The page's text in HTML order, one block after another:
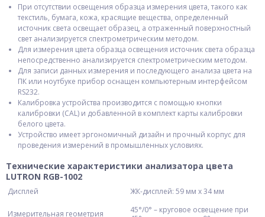
При отсутствии освещения образца измерения цвета, такого как
текстиль, бумага, кожа, красящие вещества, определенный
источник света освещает образец, а отраженный поверхностный
свет анализируется спектрометрическим методом.
Для измерения цвета образца освещения источник света образца
непосредственно анализируется спектрометрическим методом.
Для записи данных измерения и последующего анализа цвета на
ПК или ноутбуке прибор оснащен компьютерным интерфейсом
RS232.
Калибровка устройства производится с помощью кнопки
калибровки (CAL) и добавленной в комплект карты калибровки
белого цвета.
Устройство имеет эргономичный дизайн и прочный корпус для
проведения измерений в промышленных условиях.
Технические характеристики анализатора цвета
LUTRON RGB-1002
Дисплей ЖК-дисплей: 59 мм x 34 мм
Измерительная геометрия
45°/0° – круговое освещение при